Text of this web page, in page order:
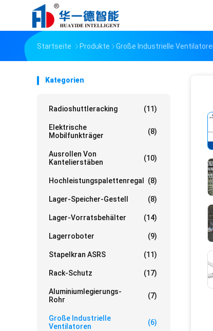
Startseite Produkte Große Industrielle
Kategorien
Radioshuttleracking (11)
Elektrische
Mobilfunkträger
(8)
Ausrollen Von
Kantelierstäben
(10)
Hochleistungspalettenregal (8)
Lager-Speicher-Gestell (8)
Lager-Vorratsbehälter (14)
Lagerroboter (9)
Stapelkran ASRS (11)
Rack-Schutz (17)
Aluminiumlegierungs-
Rohr
(7)
Große Industrielle
Ventilatoren
(6)